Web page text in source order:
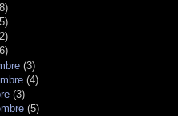
(3)
(4)
(3)
(5)